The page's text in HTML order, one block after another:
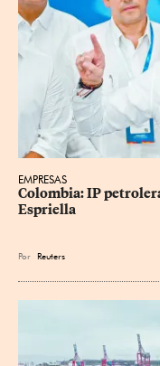
EMPRESAS
Colombia: IP
Espriella
Por Reuters